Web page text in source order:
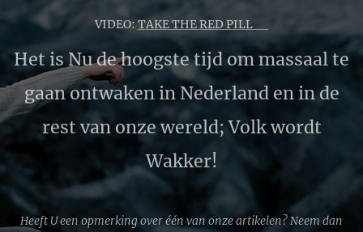
VIDEO:TAKE THE RED PILL 🔴
Het is Nu de hoogste tijd om massaal te
gaan ontwaken in Nederland en in de
rest van onze wereld; Volk wordt
Wakker!
Heeft U een opmerking over één van onze artikelen? Neem dan